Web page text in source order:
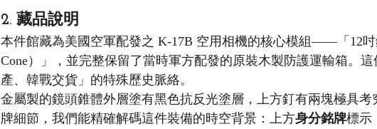
2. 藏品說明
本件館藏為美國空軍配發之 K-17B 空用相機的核心模組——「12吋
Cone）」，並完整保留了當時軍方配發的原裝木製防護運輸箱。
產、韓戰交貨」的特殊歷史脈絡。
金屬製的鏡頭錐體外層塗有黑色抗反光塗層，上方釘有兩塊極具
牌細節，我們能精確解碼這件裝備的時空背景：上方身分銘牌標示